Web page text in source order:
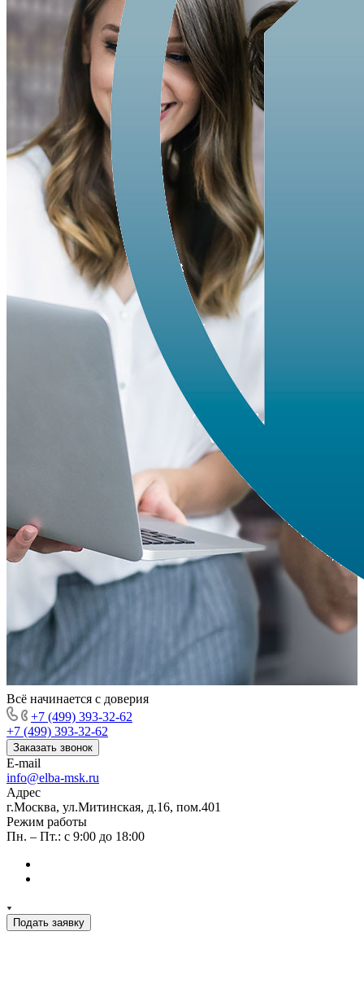
Всё начинается с доверия
+7 (499) 393-32-62
+7 (499) 393-32-62
Заказать звонок
E-mail
info@elba-msk.ru
Адрес
г.Москва, ул.Митинская, д.16, пом.401
Режим работы
Пн. – Пт.: с 9:00 до 18:00
Подать заявку